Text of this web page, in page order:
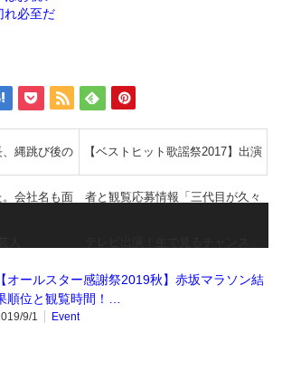
れ必至だ
縄跳び後の
会社名も面
【ベストヒット歌謡祭2017】出演
者と観覧応募情報「三代目が久々
【オールスター感謝祭2019秋】赤坂マラソン結
順位と観覧時間！…
9/1 Event